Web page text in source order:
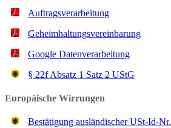
Auftragsverarbeitung
Geheimhaltungsvereinbarung
Google Datenverarbeitung
§ 22f Ab­satz 1 Satz 2 UStG
Europäische Wirrungen
Bestätigung ausländischer USt-Id-Nr.